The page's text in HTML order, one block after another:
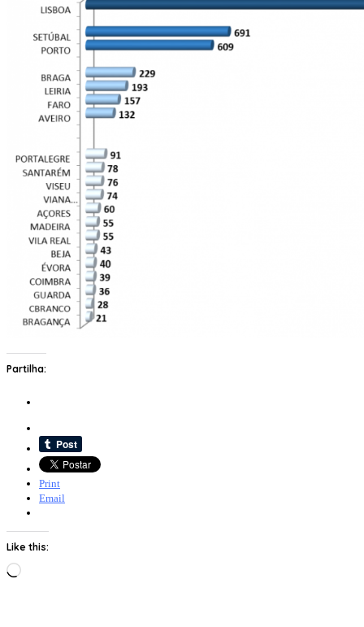
Partilha:
Print
Email
Like this:
Loading…